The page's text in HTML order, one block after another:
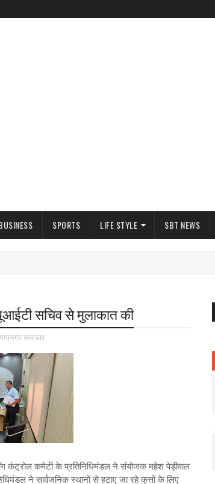
SPORTS LIFE STYLE SBT NEWS
सचिव से मुलाकात की
समाचार
कंट्रोल कमेटी के प्रतिनिधिमंडल ने संयोजक महेश पेड़ीवाल
ने सार्वजनिक स्थानों से हटाए जा रहे कुत्तों के लिए